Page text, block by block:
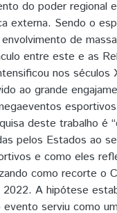
do poder regional
externa. Sendo o
de
entre este e as
nos séculos
ao grande
deste trabalho é
pelos Estados ao
e como eles
como recorte o
2022. A hipótese
serviu como